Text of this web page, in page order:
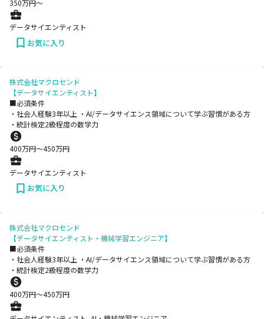
350万円〜
データサイエンティスト
お気に入り
株式会社マクロセンド
【データサイエンティスト】
■必須条件
・社会人経験3年以上 ・AI/データサイエンス領域について学ぶ習慣がある方
・統計検定2級程度の数学力
400万円〜450万円
データサイエンティスト
お気に入り
株式会社マクロセンド
【データサイエンティスト・機械学習エンジニア】
■必須条件
・社会人経験3年以上 ・AI/データサイエンス領域について学ぶ習慣がある方
・統計検定2級程度の数学力
400万円〜450万円